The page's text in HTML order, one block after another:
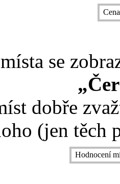
se
dobře
(jen těch
Hodnocení